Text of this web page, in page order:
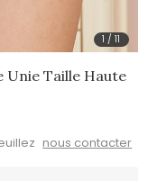
1 /11
Unie Taille Haute
nous contacter